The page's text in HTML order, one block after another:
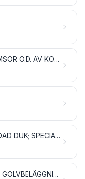
KONSTFILAMENT; REMSOR O.D. AV KONSTFIBRER
VADD, FILT OCH BONDAD DUK; SPECIALGARNER; SURRNINGSGARN OCH TÅGVIRKE SAMT VAROR AV SÅDANA PRODUKTER
MATTOR OCH ANNAN GOLVBELÄGGNING AV TEXTILMATERIAL